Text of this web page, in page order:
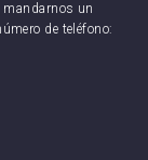
un
de teléfono: